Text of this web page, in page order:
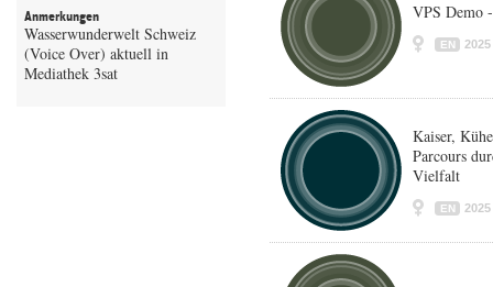
Anmerkungen
Wasserwunderwelt Schweiz
(Voice Over) aktuell in
Mediathek 3sat
VPS Demo
EN 2025
Kaiser,
Parcours
Vielfalt
EN 2025